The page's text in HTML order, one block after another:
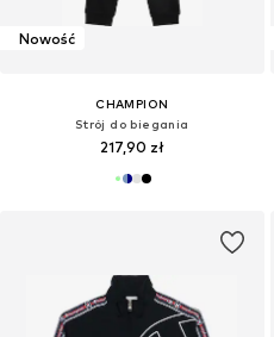
Nowość
CHAMPION
Strój do biegania
217,90 zł